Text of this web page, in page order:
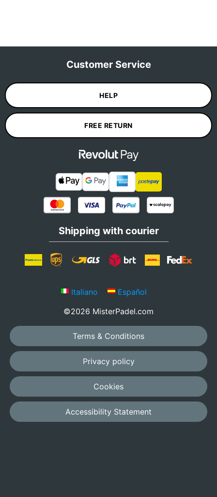
Customer Service
HELP
FREE RETURN
Shipping with courier
Italiano
Español
©2026 MisterPadel.com
Terms & Conditions
Privacy policy
Cookies
Accessibility Statement